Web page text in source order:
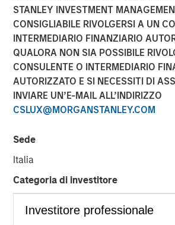
STANLEY INVESTMENT
CONSIGLIABILE RIVOLGERSI A UN
INTERMEDIARIO FINANZIARIO
QUALORA NON SIA POSSIBILE
CONSULENTE O INTERMEDIARIO
AUTORIZZATO E SI NECESSITI DI
INVIARE UN’E-MAIL ALL’INDIRIZZO
CSLUX@MORGANSTANLEY.COM
Sede
Italia
Categoria di investitore
29 APRILE 2026
NEW YORK – April 29, 2026
today that funds managed by Morgan
package for Bridgepointe
the Company), a leading technology
enablement services platform. The
provided alongside the creation of a